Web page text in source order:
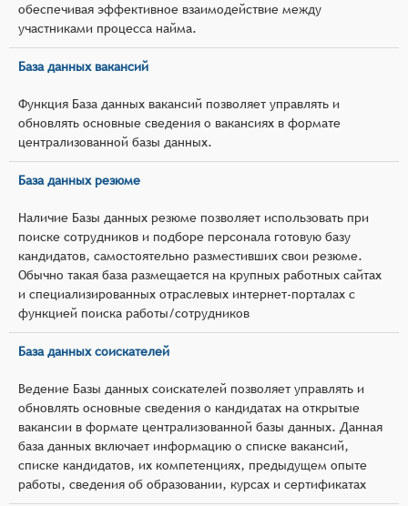
обеспечивая эффективное взаимодействие между
участниками процесса найма.
База данных вакансий
Функция База данных вакансий позволяет управлять и
обновлять основные сведения о вакансиях в формате
централизованной базы данных.
База данных резюме
Наличие Базы данных резюме позволяет использовать при
поиске сотрудников и подборе персонала готовую базу
кандидатов, самостоятельно разместивших свои резюме.
Обычно такая база размещается на крупных работных сайтах
и специализированных отраслевых интернет-порталах с
функцией поиска работы/сотрудников
База данных соискателей
Ведение Базы данных соискателей позволяет управлять и
обновлять основные сведения о кандидатах на открытые
вакансии в формате централизованной базы данных. Данная
база данных включает информацию о списке вакансий,
списке кандидатов, их компетенциях, предыдущем опыте
работы, сведения об образовании, курсах и сертификатах